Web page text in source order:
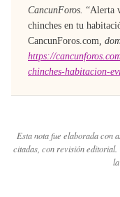
CancunForos. “Alerta
chinches en tu
CancunForos.com,
https://
chinches-habitacion-
Esta nota fue elaborada con
citadas, con revisión